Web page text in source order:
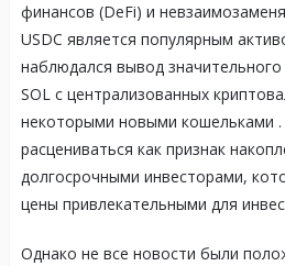
финансов (DeFi) и
USDC является популярным
наблюдался вывод
SOL с централизованных
некоторыми новыми кошельками
расцениваться как признак
долгосрочными инвесторами,
цены привлекательными для
Однако не все новости были